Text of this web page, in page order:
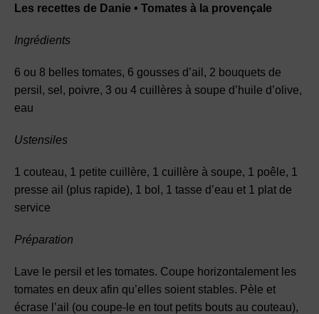
Les recettes de Danie • Tomates à la provençale
Ingrédients
6 ou 8 belles tomates, 6 gousses d’ail, 2 bouquets de
persil, sel, poivre, 3 ou 4 cuillères à soupe d’huile d’olive,
eau
Ustensiles
1 couteau, 1 petite cuillère, 1 cuillère à soupe, 1 poêle, 1
presse ail (plus rapide), 1 bol, 1 tasse d’eau et 1 plat de
service
Préparation
Lave le persil et les tomates. Coupe horizontalement les
tomates en deux afin qu’elles soient stables. Pèle et
écrase l’ail (ou coupe-le en tout petits bouts au couteau),